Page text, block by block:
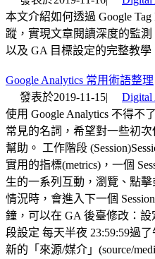
本文介紹如何透過 Google
蹤，實現文章閱讀深度的監
以及 GA 目標設定的完整教學
Google Analytics 常用術語整理
發表於2019-11-15|
Digital
使用 Google Analytics 不得不
常見的名詞，希望對一些初次
幫助。 工作階段
實用的指標(metrics)，一個
生的一系列互動，瀏覽、點
情況時，會進入下一個
鐘，可以在 GA 後臺修改：
段設定 每天半夜 23:59:59過了
新的「來源/媒介」(source/